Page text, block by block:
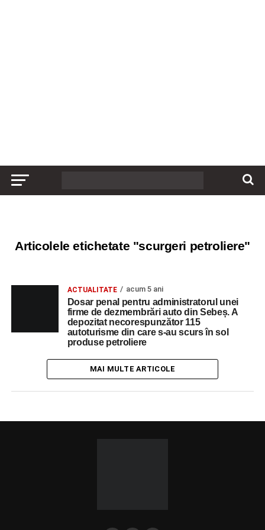
Articolele etichetate "scurgeri petroliere"
ACTUALITATE acum 5 ani
Dosar penal pentru administratorul unei
firme de dezmembrări auto din Sebeș. A
depozitat necorespunzător 115
autoturisme din care s-au scurs în sol
produse petroliere
MAI MULTE ARTICOLE